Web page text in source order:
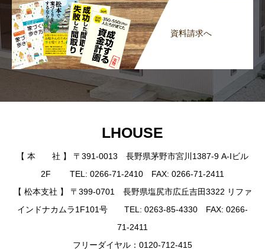
資料請求へ
LHOUSE
【 本 社 】 〒391-0013 長野県茅野市宮川1387-9 A-Iビル
2F TEL: 0266-71-2410 FAX: 0266-71-2411
【 松本支社 】 〒399-0701 長野県塩尻市広丘吉田3322 リファ
インドナカムラ1F101号 TEL: 0263-85-4330 FAX: 0266-
71-2411
フリーダイヤル：0120-712-415